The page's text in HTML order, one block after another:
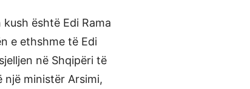
është Edi Rama
e ethshme të Edi
në Shqipëri të
ministër Arsimi,